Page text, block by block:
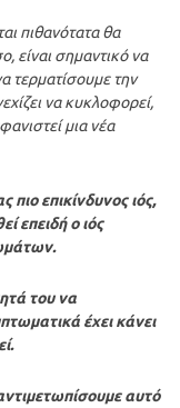
πιθανότατα θα
είναι σημαντικό να
τερματίσουμε την
να κυκλοφορεί,
μια νέα
επικίνδυνος ιός,
επειδή ο ιός
του να
έχει κάνει
αυτό